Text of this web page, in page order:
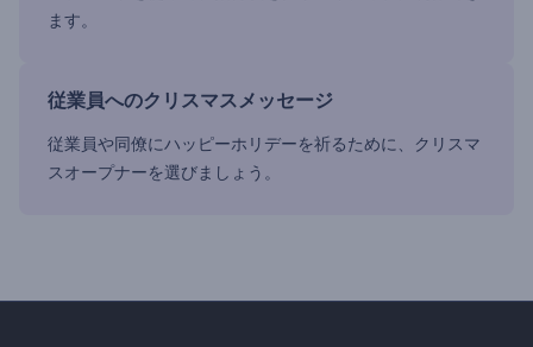
ます。
従業員へのクリスマスメッセージ
従業員や同僚にハッピーホリデーを祈るために、クリスマ
スオープナーを選びましょう。